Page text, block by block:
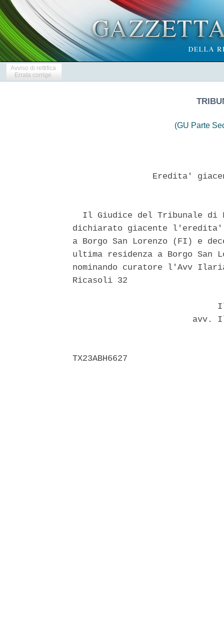
Avviso di rettifica
Errata corrige
(GU Parte
Eredita'
Il Giudice del Tribunale di
dichiarato giacente
a Borgo San Lorenzo (FI) e
ultima residenza a Borgo
nominando curatore l'Avv
Ricasoli 32
avv.